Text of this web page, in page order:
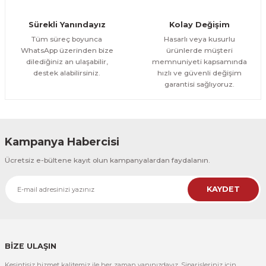
300,00 TL %25
CeSht
CeSht
Pembe Fonlu Good Things Are Coming Yazılı Tek Parça Ahşap Çerçeveli
500,00 TL
Sürekli Yanındayız
Tüm süreç boyunca
WhatsApp üzerinden bize
dilediğiniz an ulaşabilir,
destek alabilirsiniz.
Kolay Değişim
Hasarlı veya kusurlu
ürünlerde müşteri
memnuniyeti kapsamında
hızlı ve güvenli değişim
garantisi sağlıyoruz.
Kampanya Habercisi
Ücretsiz e-bültene kayıt olun kampanyalardan faydalanın.
KAYDET
BİZE ULAŞIN